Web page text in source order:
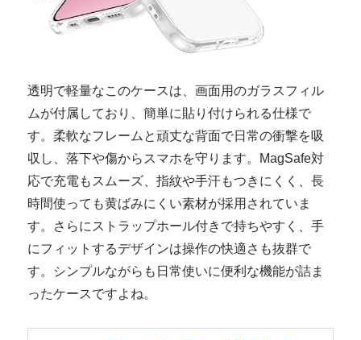
透明で軽量なこのケースは、画面用のガラスフィル
ムが付属しており、簡単に貼り付けられる仕様で
す。柔軟なフレームと頑丈な背面で日常の衝撃を吸
収し、落下や傷からスマホを守ります。MagSafe対
応で充電もスムーズ、指紋や手汗もつきにくく、長
時間使っても黄ばみにくい素材が採用されていま
す。さらにストラップホール付きで持ちやすく、手
にフィットするデザインは操作の快適さも抜群で
す。シンプルながらも日常使いに便利な機能が詰ま
ったケースですよね。